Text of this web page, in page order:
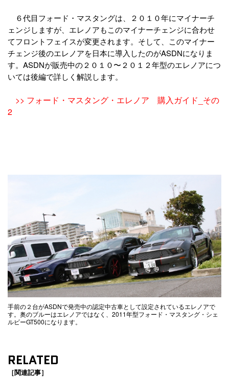
６代目フォード・マスタングは、２０１０年にマイナーチ
ェンジしますが、エレノアもこのマイナーチェンジに合わせ
てフロントフェイスが変更されます。そして、このマイナー
チェンジ後のエレノアを日本に導入したのがASDNになりま
す。ASDNが販売中の２０１０〜２０１２年型のエレノアにつ
いては後編で詳しく解説します。
>> フォード・マスタング・エレノア 購入ガイド_その
2
手前の２台がASDNで発売中の認定中古車として設定されているエレノアで
す。奥のブルーはエレノアではなく、2011年型フォード・マスタング・シェ
ルビーGT500になります。
RELATED
［関連記事］